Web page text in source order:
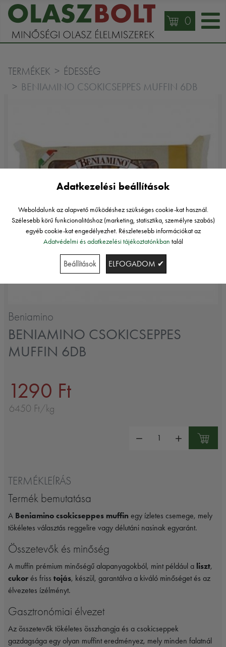
0
TERMÉKEK ÉDESSÉG
BENIAMINO CSOKICSEPPES MUFFIN 6DB
Beniamino
BENIAMINO CSOKICSEPPES
MUFFIN 6DB
1290 Ft
6450 Ft/kg
TERMÉKLEÍRÁS
Termék bemutatása
A Beniamino csokicseppes muffin egy ízletes csemege, mely
tökéletes választás reggelire vagy délutáni nasinak egyaránt.
Összetevők és minőség
A muffin prémium minőségű alapanyagokból, mint például a liszt,
cukor és friss tojás, készül, garantálva a kiváló minőséget és az
élvezetes ízélményt.
Gasztronómiai élvezet
Az összetevők tökéletes összhangja és a csokicseppek
gazdagsága egy olyan muffint eredményez, mely minden falatnál
Adatkezelési beállítások
Weboldalunk az alapvető működéshez szükséges cookie-kat használ.
Szélesebb körű funkcionalitáshoz (marketing, statisztika, személyre szabás)
egyéb cookie-kat engedélyezhet. Részletesebb információkat az
Adatvédelmi és adatkezelési tájékoztatónkban talál
Beállítások ELFOGADOM ✔